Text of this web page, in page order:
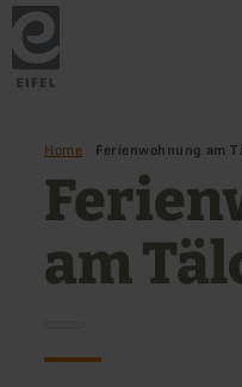
Back
to
home
page
Home Ferienwohnung am
am